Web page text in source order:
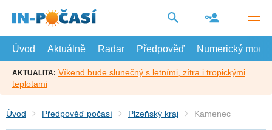
hlavní
Úvod
Aktuálně Radar Předpověď Numerický model
AKTUALITA: Víkend bude slunečný s letními, zítra i tropickými
teplotami
Úvod Předpověď počasí Plzeňský kraj Kamenec